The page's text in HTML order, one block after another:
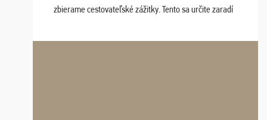
zbierame cestovateľské zážitky. Tento sa určite zaradí
osudu - pohodový šefík Meďo, dobrá parti ...